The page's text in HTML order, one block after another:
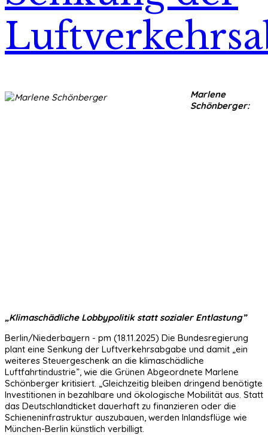
Marlene
Schönberger:
„Klimaschädliche Lobbypolitik statt sozialer Entlastung”
Berlin/Niederbayern - pm (18.11.2025) Die Bundesregierung
plant eine Senkung der Luftverkehrsabgabe und damit „ein
weiteres Steuergeschenk an die klimaschädliche
Luftfahrtindustrie”, wie die Grünen Abgeordnete Marlene
Schönberger kritisiert. „Gleichzeitig bleiben dringend benötigte
Investitionen in bezahlbare und ökologische Mobilität aus. Statt
das Deutschlandticket dauerhaft zu finanzieren oder die
Schieneninfrastruktur auszubauen, werden Inlandsflüge wie
München-Berlin künstlich verbilligt.